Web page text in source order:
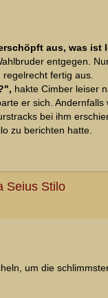
aus, was ist
entgegen.
fertig aus.
hakte Cimber leiser
er sich.
bei ihm
zu berichten hatte.
Seius Stilo
um die